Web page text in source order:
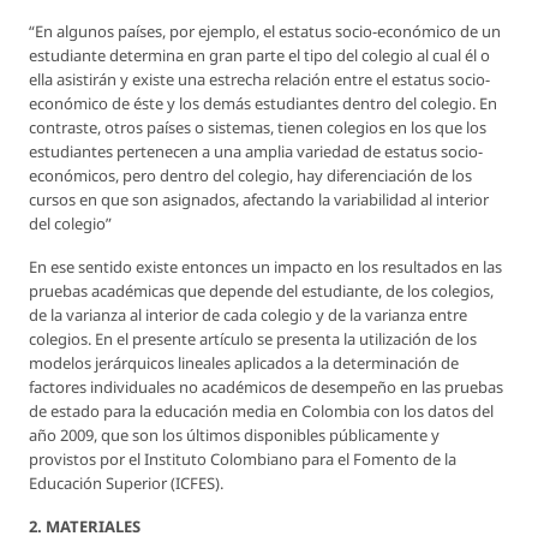
“En algunos países, por ejemplo, el estatus socio-económico de un
estudiante determina en gran parte el tipo del colegio al cual él o
ella asistirán y existe una estrecha relación entre el estatus socio-
económico de éste y los demás estudiantes dentro del colegio. En
contraste, otros países o sistemas, tienen colegios en los que los
estudiantes pertenecen a una amplia variedad de estatus socio-
económicos, pero dentro del colegio, hay diferenciación de los
cursos en que son asignados, afectando la variabilidad al interior
del colegio”
En ese sentido existe entonces un impacto en los resultados en las
pruebas académicas que depende del estudiante, de los colegios,
de la varianza al interior de cada colegio y de la varianza entre
colegios. En el presente artículo se presenta la utilización de los
modelos jerárquicos lineales aplicados a la determinación de
factores individuales no académicos de desempeño en las pruebas
de estado para la educación media en Colombia con los datos del
año 2009, que son los últimos disponibles públicamente y
provistos por el Instituto Colombiano para el Fomento de la
Educación Superior (ICFES).
2. MATERIALES